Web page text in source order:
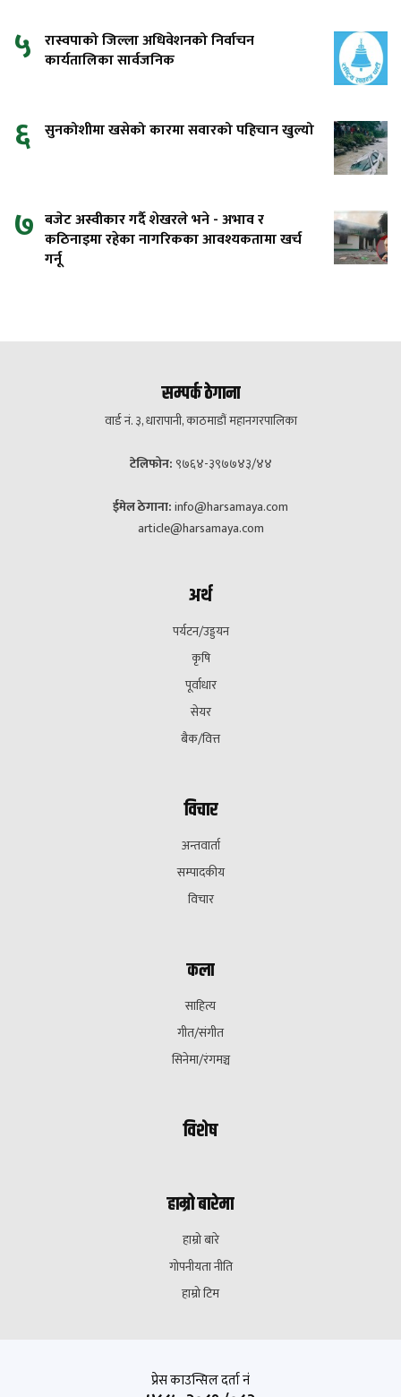
५ रास्वपाको जिल्ला अधिवेशनको निर्वाचन
कार्यतालिका सार्वजनिक
६ सुनकोशीमा खसेको कारमा सवारको पहिचान खुल्यो
७ बजेट अस्वीकार गर्दै शेखरले भने - अभाव र
कठिनाइमा रहेका नागरिकका आवश्यकतामा खर्च
गर्नू
सम्पर्क ठेगाना
वार्ड नं. ३, धारापानी, काठमाडौं महानगरपालिका
टेलिफोन: ९७६४-३९७७४३/४४
ईमेल ठेगाना:info@harsamaya.com
article@harsamaya.com
अर्थ
पर्यटन/उड्डयन
कृषि
पूर्वाधार
सेयर
बैक/वित्त
विचार
अन्तवार्ता
सम्पादकीय
विचार
कला
साहित्य
गीत/संगीत
सिनेमा/रंगमञ्च
विशेष
हाम्रो बारेमा
हाम्रो बारे
गोपनीयता नीति
हाम्रो टिम
प्रेस काउन्सिल दर्ता नं